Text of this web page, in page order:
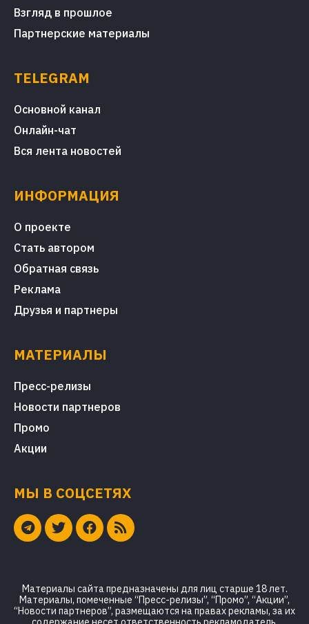
Взгляд в прошлое
Партнерские материалы
TELEGRAM
Основной канал
Онлайн-чат
Вся лента новостей
ИНФОРМАЦИЯ
О проекте
Стать автором
Обратная связь
Реклама
Друзья и партнеры
МАТЕРИАЛЫ
Пресс-релизы
Новости партнеров
Промо
Акции
МЫ В СОЦСЕТЯХ
Материалы сайта предназначены для лиц старше 18 лет.
Материалы, помеченные “Пресс-релизы”, “Промо”, “Акции”,
“Новости партнеров”, размещаются на правах рекламы, за их